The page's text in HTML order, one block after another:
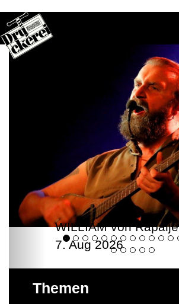
WILLIAM von Rapalje
7. Aug 2026
Themen